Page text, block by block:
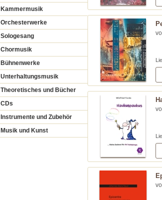
Kammermusik
Orchesterwerke
Sologesang
Chormusik
Bühnenwerke
Unterhaltungsmusik
Theoretisches und Bücher
CDs
Instrumente und Zubehör
Musik und Kunst